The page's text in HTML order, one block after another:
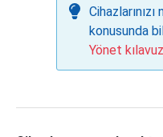
konusunda
Yönet